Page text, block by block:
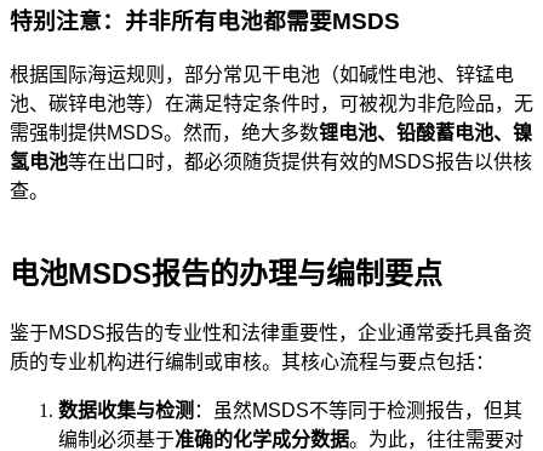
特别注意：并非所有电池都需要MSDS
根据国际海运规则，部分常见干电池（如碱性电池、锌锰电
池、碳锌电池等）在满足特定条件时，可被视为非危险品，无
需强制提供MSDS。然而，绝大多数锂电池、铅酸蓄电池、镍
氢电池等在出口时，都必须随货提供有效的MSDS报告以供核
查。
电池MSDS报告的办理与编制要点
鉴于MSDS报告的专业性和法律重要性，企业通常委托具备资
质的专业机构进行编制或审核。其核心流程与要点包括：
数据收集与检测 ：虽然MSDS不等同于检测报告，但其
编制必须基于准确的化学成分数据。为此，往往需要对